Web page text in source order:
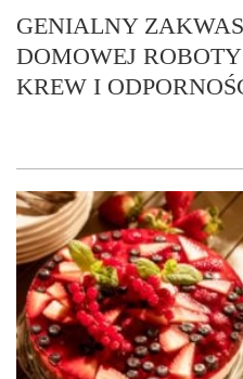
GENIALNY
DOMOWEJ
KREW I